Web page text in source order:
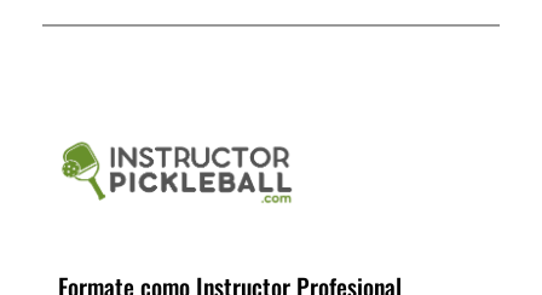
Formate como Instructor Profesional